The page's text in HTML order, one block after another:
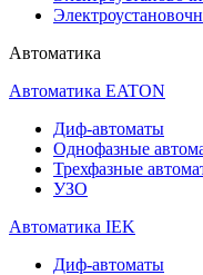
Автоматика
Автоматика EATON
Диф-автоматы
Однофазные
Трехфазные
УЗО
Автоматика IEK
Диф-автоматы